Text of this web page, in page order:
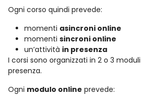
Ogni corso quindi prevede:
momenti asincroni online
momenti sincroni online
un’attività in presenza
I corsi sono organizzati in 2 o 3
presenza.
Ogni modulo online prevede: